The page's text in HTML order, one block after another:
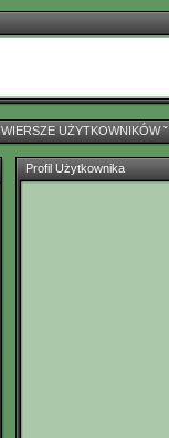
WIERSZE UŻYTKOWNIKÓWˇ
Profil Użytkownika